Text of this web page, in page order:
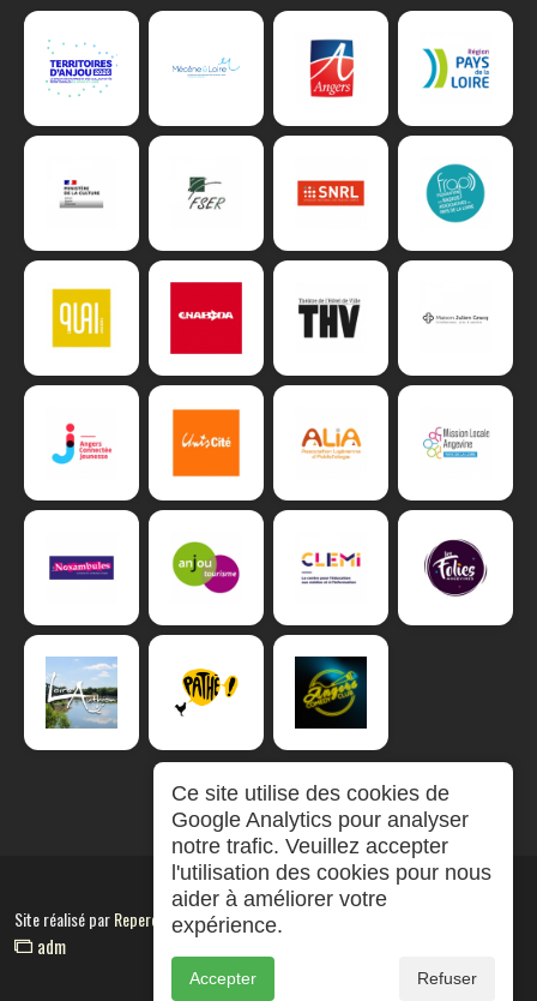
Site réalisé parRepereCom
adm
Ce site utilise des cookies de
Google Analytics pour analyser
notre trafic. Veuillez accepter
l'utilisation des cookies pour nous
aider à améliorer votre
expérience.
Accepter Refuser